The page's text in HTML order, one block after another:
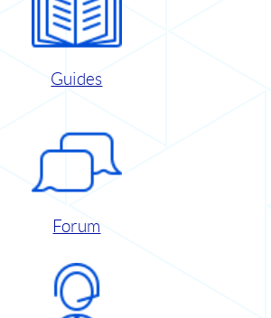
Guides
Forum